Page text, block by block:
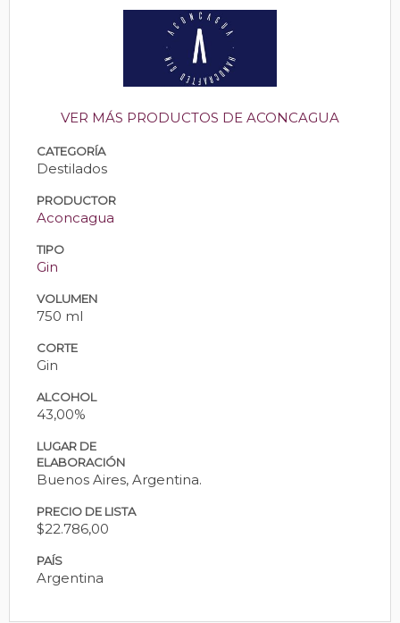
VER MÁS PRODUCTOS DE ACONCAGUA
CATEGORÍA
Destilados
PRODUCTOR
Aconcagua
TIPO
Gin
VOLUMEN
750 ml
CORTE
Gin
ALCOHOL
43,00%
LUGAR DE
ELABORACIÓN
Buenos Aires, Argentina.
PRECIO DE LISTA
$22.786,00
PAÍS
Argentina